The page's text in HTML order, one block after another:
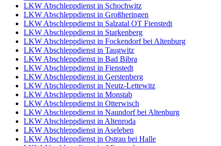
LKW Abschleppdienst in Schochwitz
LKW Abschleppdienst in Großheringen
LKW Abschleppdienst in Salzatal OT Fienstedt
LKW Abschleppdienst in Starkenberg
LKW Abschleppdienst in Fockendorf bei Altenburg
LKW Abschleppdienst in Taugwitz
LKW Abschleppdienst in Bad Bibra
LKW Abschleppdienst in Fienstedt
LKW Abschleppdienst in Gerstenberg
LKW Abschleppdienst in Neutz-Lettewitz
LKW Abschleppdienst in Monstab
LKW Abschleppdienst in Otterwisch
LKW Abschleppdienst in Naundorf bei Altenburg
LKW Abschleppdienst in Altenroda
LKW Abschleppdienst in Aseleben
LKW Abschleppdienst in Ostrau bei Halle